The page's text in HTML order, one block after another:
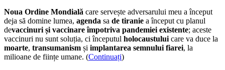
Noua Ordine Mondială care servește adversarului meu a început
deja să domine lumea, agenda sa de tiranie a început cu planul
devaccinuri și vaccinare împotriva pandemiei existente; aceste
vaccinuri nu sunt soluția, ci începutul holocaustului care va duce la
moarte, transumanism și implantarea semnului fiarei, la
milioane de ființe umane. (Continuați)